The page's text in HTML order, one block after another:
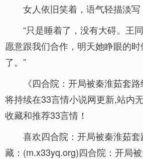
女人依旧笑着，语气轻描淡写
“只是睡着了，没有大碍。王
愿意跟我们合作，明天她睁眼的
了。”
《四合院：开局被秦淮茹套
将持续在33言情小说网更新,站内
收藏和推荐33言情！
喜欢四合院：开局被秦淮茹
藏：(m.x33yq.org)四合院：开局